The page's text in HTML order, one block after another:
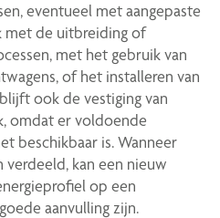
eventueel met aangepaste
met de uitbreiding of
met het gebruik van
of het installeren van
ook de vestiging van
omdat er voldoende
beschikbaar is. Wanneer
verdeeld, kan een nieuw
op een
aanvulling zijn.